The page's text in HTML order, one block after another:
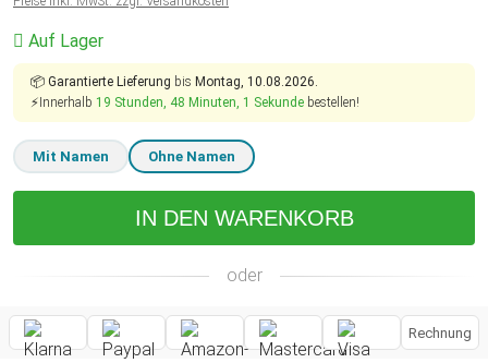
Auf Lager
📦 Garantierte Lieferung bis Montag, 10.08.2026.
⚡Innerhalb 19 Stunden, 48 Minuten, 0 Sekundenbestellen!
Mit Namen Ohne Namen
IN DEN WARENKORB
oder
Rechnung